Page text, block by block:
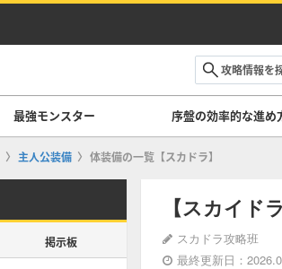
最強モンスター 序盤の効率的な進め
主人公装備 体装備の一覧【スカドラ】
【スカイド
スカドラ攻略班
最終更新日：
掲示板